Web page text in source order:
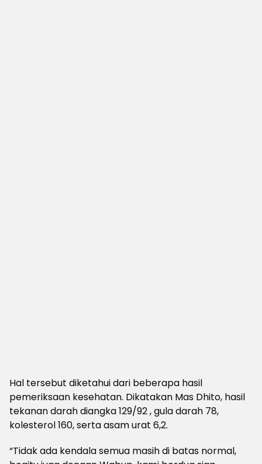
Hal tersebut diketahui dari beberapa hasil
pemeriksaan kesehatan. Dikatakan Mas Dhito, hasil
tekanan darah diangka 129/92 , gula darah 78,
kolesterol 160, serta asam urat 6,2.
“Tidak ada kendala semua masih di batas normal,